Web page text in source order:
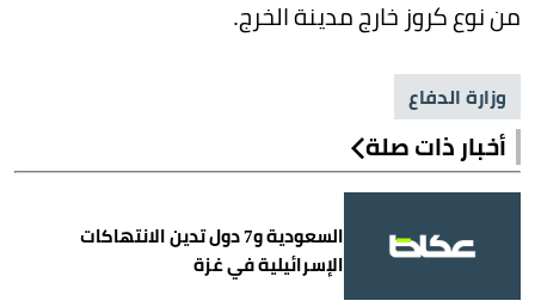
من نوع كروز خارج مدينة الخرج.
وزارة الدفاع
أخبار ذات صلة
السعودية و7 دول تدين الانتهاكات
الإسرائيلية في غزة